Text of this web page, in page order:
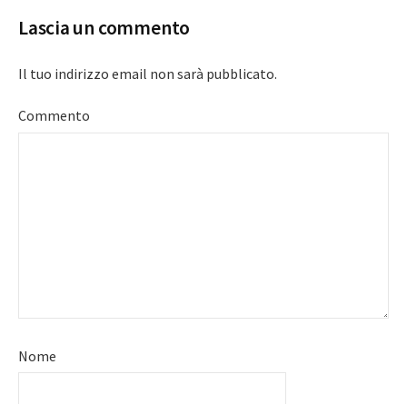
Lascia un commento
Il tuo indirizzo email non sarà pubblicato.
Commento
Nome